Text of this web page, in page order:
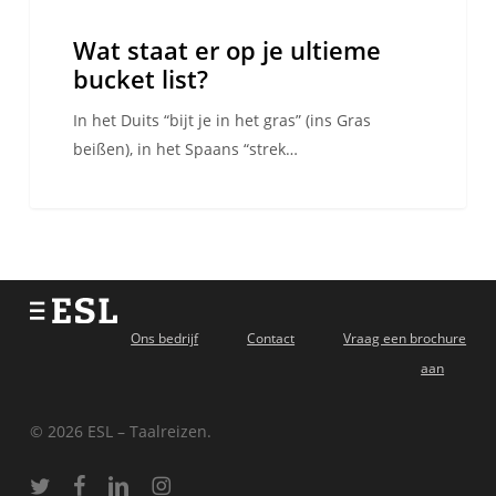
Wat staat er op je ultieme
bucket list?
In het Duits “bijt je in het gras” (ins Gras
beißen), in het Spaans “strek…
Ons bedrijf Contact
Vraag een brochure
aan
© 2026 ESL – Taalreizen.
twitterfacebooklinkedininstagram